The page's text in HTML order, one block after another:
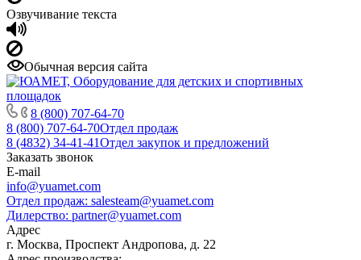
Озвучивание текста
Обычная версия сайта
8 (800) 707-64-70
8 (800) 707-64-70Отдел продаж
8 (4832) 34-41-41Отдел закупок и предложений
Заказать звонок
E-mail
info@yuamet.com
Отдел продаж: salesteam@yuamet.com
Дилерство: partner@yuamet.com
Адрес
г. Москва, Проспект Андропова, д. 22